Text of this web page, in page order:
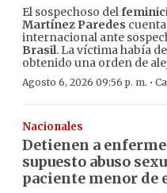
El sospechoso del
Martínez Paredes
internacional ante
Brasil. La víctima había
obtenido una orden de
Agosto 6, 2026 09:56 p. m. ·
Nacionales
Detienen a
supuesto abuso
paciente menor de